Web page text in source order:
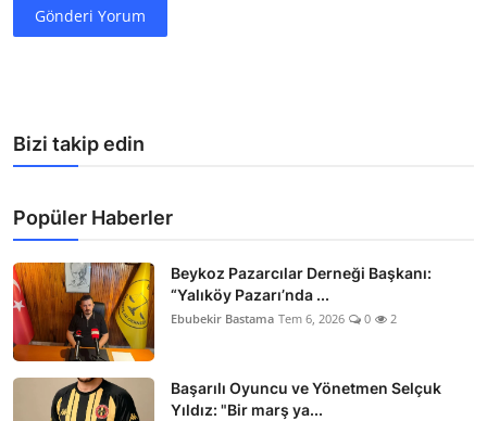
Gönderi Yorum
Bizi takip edin
Popüler Haberler
Beykoz Pazarcılar Derneği Başkanı:
“Yalıköy Pazarı’nda ...
Ebubekir Bastama Tem 6, 2026 0 2
Başarılı Oyuncu ve Yönetmen Selçuk
Yıldız: "Bir marş ya...